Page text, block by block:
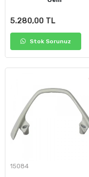
5.280,00 TL
Stok Sorunuz
15084